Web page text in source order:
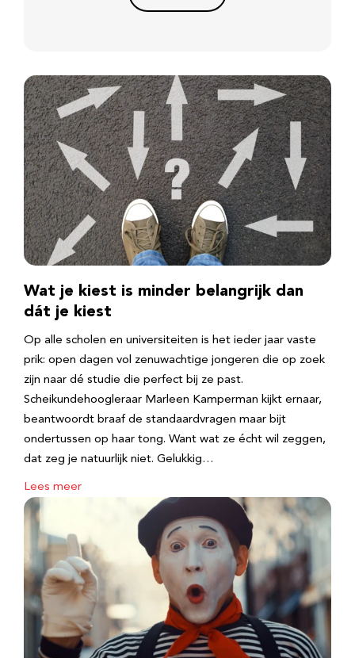
Wat je kiest is minder belangrijk dan
dát je kiest
Op alle scholen en universiteiten is het ieder jaar vaste
prik: open dagen vol zenuwachtige jongeren die op zoek
zijn naar dé studie die perfect bij ze past.
Scheikundehoogleraar Marleen Kamperman kijkt ernaar,
beantwoordt braaf de standaardvragen maar bijt
ondertussen op haar tong. Want wat ze écht wil zeggen,
dat zeg je natuurlijk niet. Gelukkig…
Lees meer